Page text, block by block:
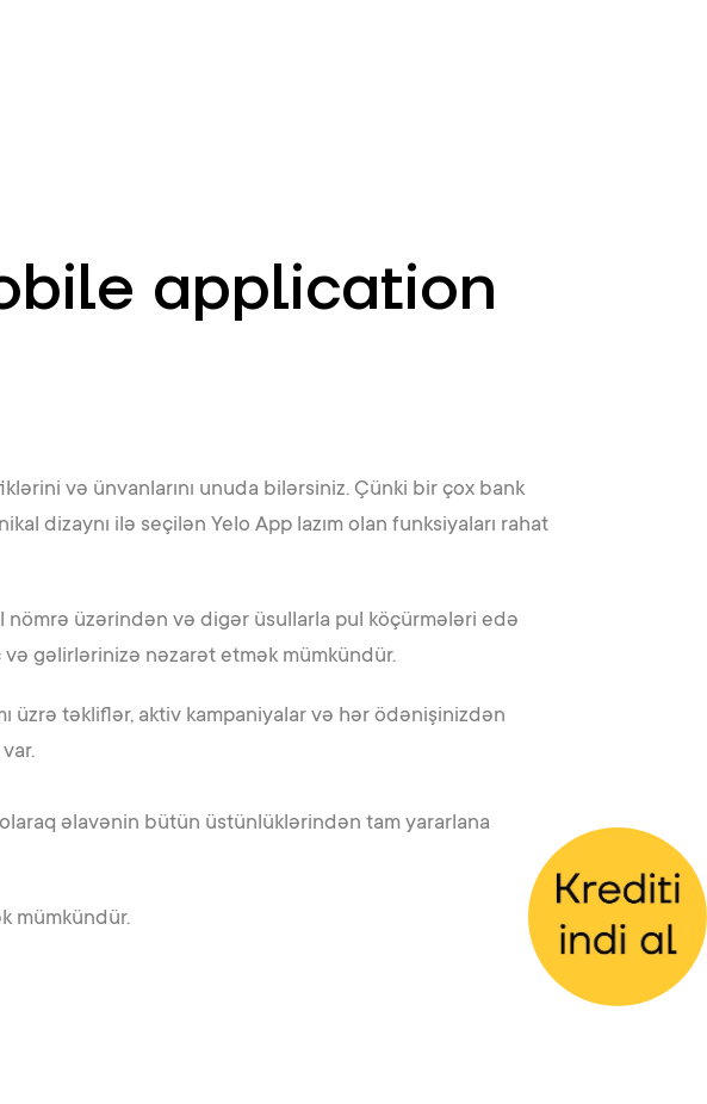
application
və ünvanlarını unuda bilərsiniz. Çünki bir çox bank
dizaynı ilə seçilən Yelo App lazım olan funksiyaları rahat
nömrə üzərindən və digər üsullarla pul köçürmələri edə
və gəlirlərinizə nəzarət etmək mümkündür.
təkliflər, aktiv kampaniyalar və hər ödənişinizdən
əlavənin bütün üstünlüklərindən tam yararlana
mümkündür.